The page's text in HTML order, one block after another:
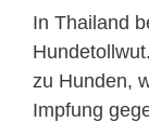
In Thailand
zu Hunden,
Impfung